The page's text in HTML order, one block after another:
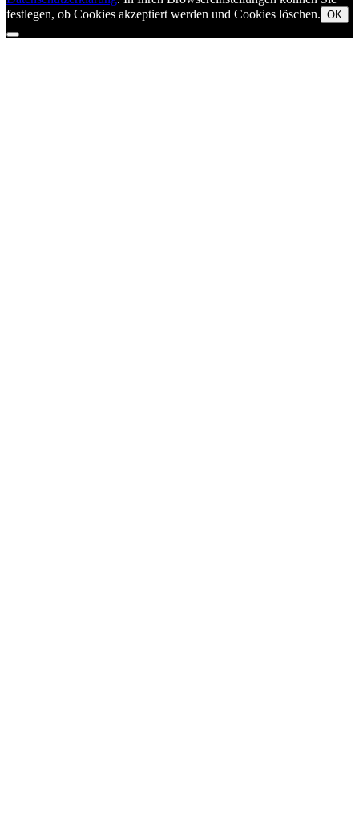
festlegen, ob Cookies akzeptiert werden und Cookies löschen. OK